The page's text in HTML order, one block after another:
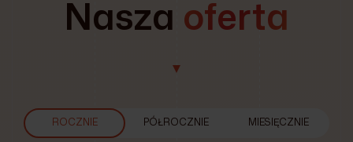
Nasza oferta
ROCZNIE PÓŁROCZNIE MIESIĘCZNIE